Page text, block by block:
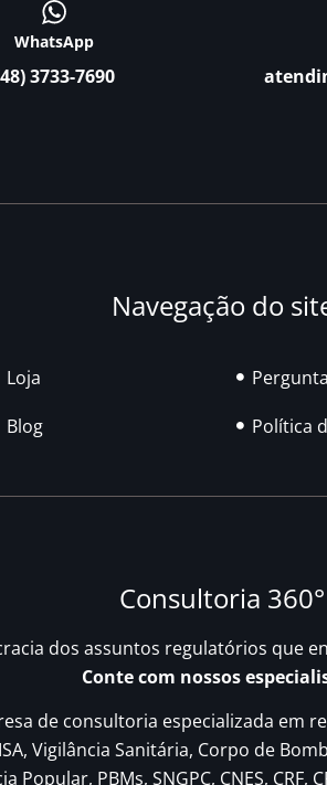
WhatsApp
3733-7690
Navegação do
Loja
Blog
Política
Consultoria 360°
dos assuntos regulatórios que
Conte com nossos
de consultoria especializada em
Vigilância Sanitária, Corpo de
Popular, PBMs, SNGPC, CNES,